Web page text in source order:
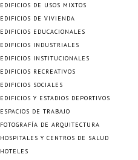
EDIFICIOS DE USOS MIXTOS
EDIFICIOS DE VIVIENDA
EDIFICIOS EDUCACIONALES
EDIFICIOS INDUSTRIALES
EDIFICIOS INSTITUCIONALES
EDIFICIOS RECREATIVOS
EDIFICIOS SOCIALES
EDIFICIOS Y ESTADIOS DEPORTIVOS
ESPACIOS DE TRABAJO
FOTOGRAFÍA DE ARQUITECTURA
HOSPITALES Y CENTROS DE SALUD
HOTELES